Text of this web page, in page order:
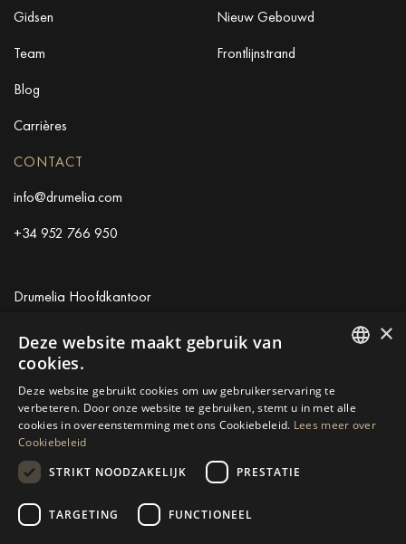
Gidsen
Team
Blog
Carrières
Nieuw Gebouwd
Frontlijnstrand
CONTACT
info@drumelia.com
+34 952 766 950
Drumelia Hoofdkantoor
Centro de Negocios Puerta de Banus
Edificio B, Local 11
29660 Marbella
+34 952 766 950
info@drumelia.com
© 2026 Drumelia Real Estate.
Linkedin Instagram Youtube
SPANISH
×
Deze website maakt gebruik van
cookies.
Deze website gebruikt cookies om uw gebruikerservaring te
verbeteren. Door onze website te gebruiken, stemt u in met alle
cookies in overeenstemming met ons Cookiebeleid. Lees meer over
Cookiebeleid
STRIKT NOODZAKELIJK
PRESTATIE
TARGETING FUNCTIONEEL